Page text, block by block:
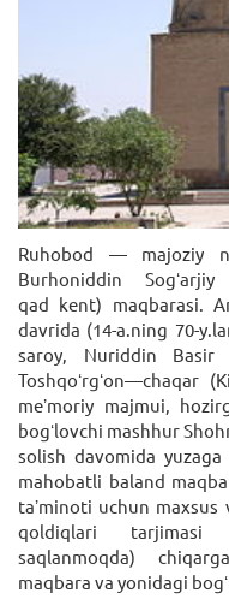
Ruhobod — majoziy
Burhoniddin Sogʻarjiy
qad kent) maqbarasi.
davrida (14-a.ning 70-
saroy, Nuriddin Basir
Toshqoʻrgʻon—chaqar
meʼmoriy majmui,
bogʻlovchi mashhur
solish davomida yuzaga
mahobatli baland
taʼminoti uchun
qoldiqlari tarjimasi
saqlanmoqda)
maqbara va yonidagi